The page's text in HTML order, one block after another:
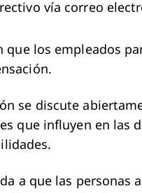
vía correo
que los empleados
se discute
que influyen en las
a que las personas